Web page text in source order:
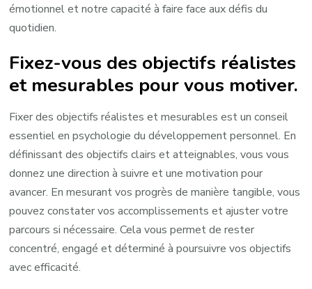
émotionnel et notre capacité à faire face aux défis du
quotidien.
Fixez-vous des objectifs réalistes
et mesurables pour vous motiver.
Fixer des objectifs réalistes et mesurables est un conseil
essentiel en psychologie du développement personnel. En
définissant des objectifs clairs et atteignables, vous vous
donnez une direction à suivre et une motivation pour
avancer. En mesurant vos progrès de manière tangible, vous
pouvez constater vos accomplissements et ajuster votre
parcours si nécessaire. Cela vous permet de rester
concentré, engagé et déterminé à poursuivre vos objectifs
avec efficacité.